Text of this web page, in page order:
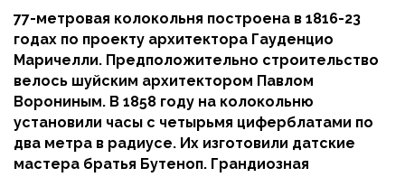
77-метровая колокольня построена в 1816-23
годах по проекту архитектора Гауденцио
Маричелли. Предположительно строительство
велось шуйским архитектором Павлом
Ворониным. В 1858 году на колокольню
установили часы с четырьмя циферблатами по
два метра в радиусе. Их изготовили датские
мастера братья Бутеноп. Грандиозная